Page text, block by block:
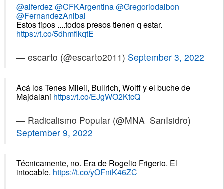
@alferdez@CFKArgentina@Gregoriodalbon
@FernandezAnibal
Estos tipos ....todos presos tienen q estar.
https://t.co/5dhmflkqtE
— escarto (@escarto2011) September 3, 2022
Acá los Tenes Mileil, Bullrich, Wolff y el buche de
Majdalani https://t.co/EJgWO2KtcQ
— Radicalismo Popular (@MNA_SanIsidro)
September 9, 2022
Técnicamente, no. Era de Rogelio Frigerio. El
intocable. https://t.co/yOFniK46ZC